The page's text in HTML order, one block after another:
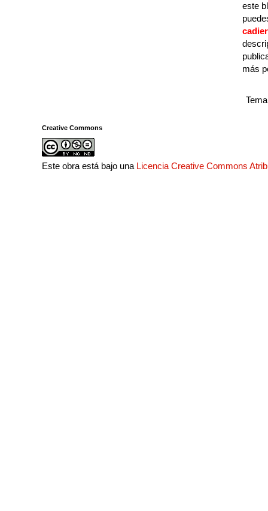
este
más
Creative Commons
Este obra está bajo una Licencia Creative Commons